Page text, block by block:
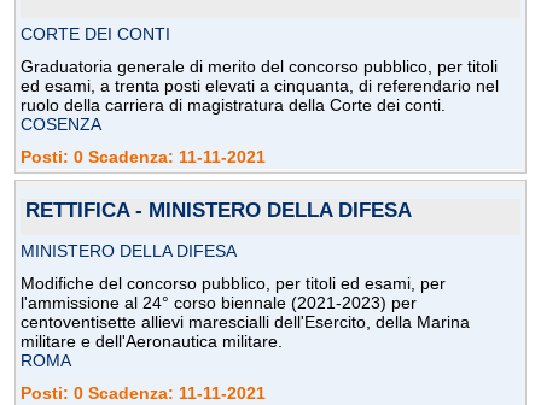
CORTE DEI CONTI
Graduatoria generale di merito del concorso pubblico, per titoli
ed esami, a trenta posti elevati a cinquanta, di referendario nel
ruolo della carriera di magistratura della Corte dei conti.
COSENZA
Posti: 0 Scadenza: 11-11-2021
RETTIFICA - MINISTERO DELLA DIFESA
MINISTERO DELLA DIFESA
Modifiche del concorso pubblico, per titoli ed esami, per
l'ammissione al 24° corso biennale (2021-2023) per
centoventisette allievi marescialli dell'Esercito, della Marina
militare e dell'Aeronautica militare.
ROMA
Posti: 0 Scadenza: 11-11-2021